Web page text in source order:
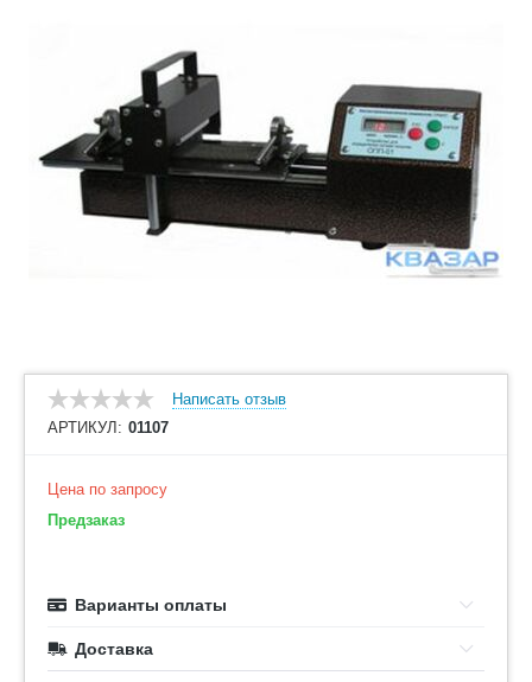
Написать отзыв
АРТИКУЛ: 01107
Цена по запросу
Предзаказ
Варианты оплаты
Доставка